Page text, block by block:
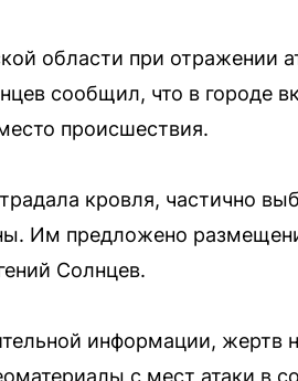
области при отражении
сообщил, что в городе
происшествия.
кровля, частично
Им предложено
Солнцев.
информации, жертв
с мест атаки в